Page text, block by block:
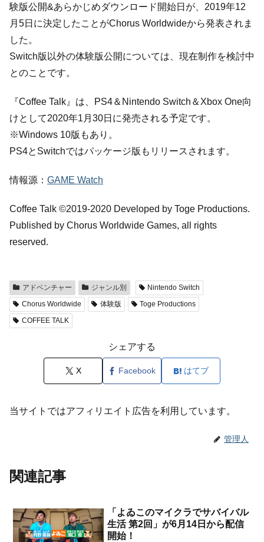
験版公開&あらかじめダウンロード開始日が、2019年12
月5日に決定したことがChorus Worldwideから発表されま
した。
Switch版以外の体験版公開については、現在制作を検討中
とのことです。
『Coffee Talk』は、PS4＆Nintendo Switch＆Xbox One向
けとして2020年1月30日に発売される予定です。
※Windows 10版もあり。
PS4とSwitchではパッケージ版もリリースされます。
情報源： GAME Watch
Coffee Talk ©2019-2020 Developed by Toge Productions.
Published by Chorus Worldwide Games, all rights
reserved.
アドベンチャー ジャンル別
Nintendo Switch
Chorus Worldwide
体験版
Toge Productions
COFFEE TALK
シェアする
X Facebook はてブ
当サイトではアフィリエイト広告を利用しています。
管理人
関連記事
「よゐこのマイクラでサバイバル
生活 第2回」が6月14日から配信
開始！